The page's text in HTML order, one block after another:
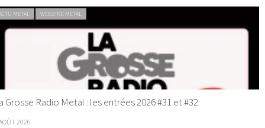
METAL WEBZINE METAL
Grosse Radio Metal : les entrées 2026 #31 et #32
2026